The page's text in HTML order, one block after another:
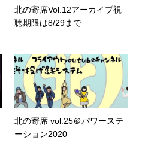
北の寄席Vol.12アーカイブ視
聴期限は8/29まで
北の寄席 vol.25＠パワーステ
ーション2020